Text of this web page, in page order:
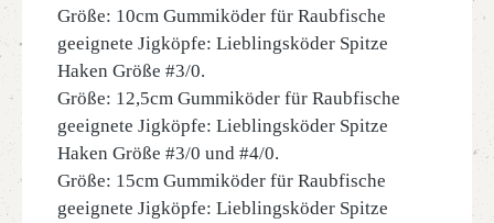
Größe: 10cm Gummiköder für Raubfische
geeignete Jigköpfe: Lieblingsköder Spitze
Haken Größe #3/0.
Größe: 12,5cm Gummiköder für Raubfische
geeignete Jigköpfe: Lieblingsköder Spitze
Haken Größe #3/0 und #4/0.
Größe: 15cm Gummiköder für Raubfische
geeignete Jigköpfe: Lieblingsköder Spitze